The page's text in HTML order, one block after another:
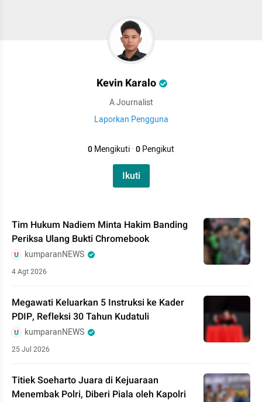
Kevin Karalo
A Journalist
Laporkan Pengguna
0Mengikuti·0Pengikut
Ikuti
Tim Hukum Nadiem Minta Hakim Banding
Periksa Ulang Bukti Chromebook
kumparanNEWS
4 Agt 2026
Megawati Keluarkan 5 Instruksi ke Kader
PDIP, Refleksi 30 Tahun Kudatuli
kumparanNEWS
25 Jul 2026
Titiek Soeharto Juara di Kejuaraan
Menembak Polri, Diberi Piala oleh Kapolri